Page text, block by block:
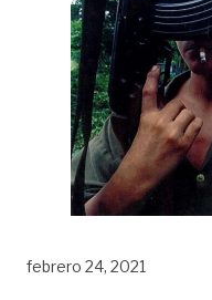
febrero 24, 2021